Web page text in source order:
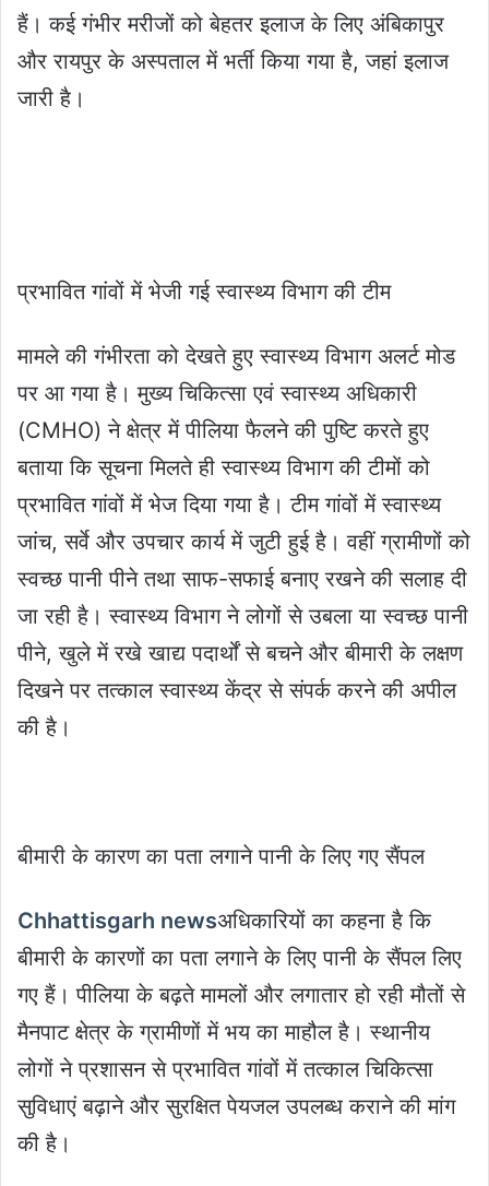
हैं। कई गंभीर मरीजों को बेहतर इलाज के लिए अंबिकापुर
और रायपुर के अस्पताल में भर्ती किया गया है, जहां इलाज
जारी है।
प्रभावित गांवों में भेजी गई स्वास्थ्य विभाग की टीम
मामले की गंभीरता को देखते हुए स्वास्थ्य विभाग अलर्ट मोड
पर आ गया है। मुख्य चिकित्सा एवं स्वास्थ्य अधिकारी
(CMHO) ने क्षेत्र में पीलिया फैलने की पुष्टि करते हुए
बताया कि सूचना मिलते ही स्वास्थ्य विभाग की टीमों को
प्रभावित गांवों में भेज दिया गया है। टीम गांवों में स्वास्थ्य
जांच, सर्वे और उपचार कार्य में जुटी हुई है। वहीं ग्रामीणों को
स्वच्छ पानी पीने तथा साफ-सफाई बनाए रखने की सलाह दी
जा रही है। स्वास्थ्य विभाग ने लोगों से उबला या स्वच्छ पानी
पीने, खुले में रखे खाद्य पदार्थों से बचने और बीमारी के लक्षण
दिखने पर तत्काल स्वास्थ्य केंद्र से संपर्क करने की अपील
की है।
बीमारी के कारण का पता लगाने पानी के लिए गए सैंपल
Chhattisgarh newsअधिकारियों का कहना है कि
बीमारी के कारणों का पता लगाने के लिए पानी के सैंपल लिए
गए हैं। पीलिया के बढ़ते मामलों और लगातार हो रही मौतों से
मैनपाट क्षेत्र के ग्रामीणों में भय का माहौल है। स्थानीय
लोगों ने प्रशासन से प्रभावित गांवों में तत्काल चिकित्सा
सुविधाएं बढ़ाने और सुरक्षित पेयजल उपलब्ध कराने की मांग
की है।